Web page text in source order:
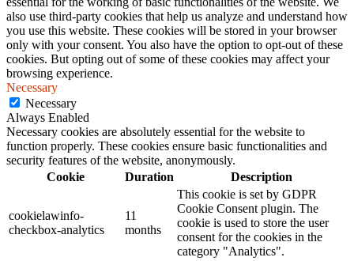
also use third-party cookies that help us analyze and understand how
you use this website. These cookies will be stored in your browser
only with your consent. You also have the option to opt-out of these
cookies. But opting out of some of these cookies may affect your
browsing experience.
Necessary
Necessary
Always Enabled
Necessary cookies are absolutely essential for the website to
function properly. These cookies ensure basic functionalities and
security features of the website, anonymously.
Cookie
Duration Description
cookielawinfo-
checkbox-analytics
11
months
This cookie is set by GDPR
Cookie Consent plugin. The
cookie is used to store the user
consent for the cookies in the
category "Analytics".